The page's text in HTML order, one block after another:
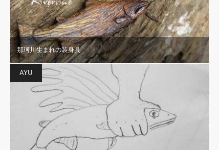
那珂川生まれの装身具
AYU